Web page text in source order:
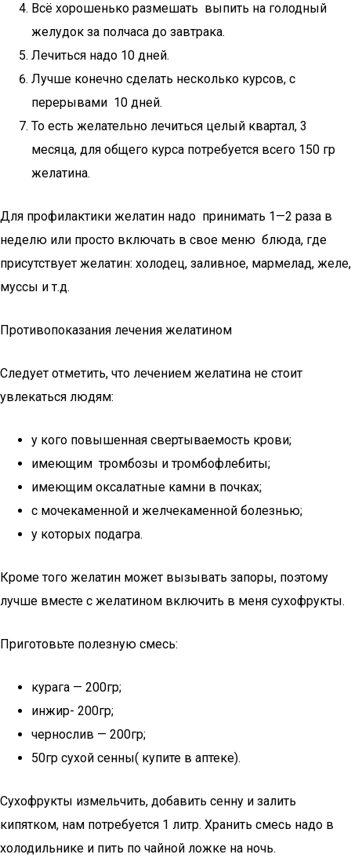
Всё хорошенько размешать выпить на голодный
желудок за полчаса до завтрака.
Лечиться надо 10 дней.
Лучше конечно сделать несколько курсов, с
перерывами 10 дней.
То есть желательно лечиться целый квартал, 3
месяца, для общего курса потребуется всего 150 гр
желатина.
Для профилактики желатин надо принимать 1—2 раза в
неделю или просто включать в свое меню блюда, где
присутствует желатин: холодец, заливное, мармелад, желе,
муссы и т.д.
Противопоказания лечения желатином
Следует отметить, что лечением желатина не стоит
увлекаться людям:
у кого повышенная свертываемость крови;
имеющим тромбозы и тромбофлебиты;
имеющим оксалатные камни в почках;
с мочекаменной и желчекаменной болезнью;
у которых подагра.
Кроме того желатин может вызывать запоры, поэтому
лучше вместе с желатином включить в меня сухофрукты.
Приготовьте полезную смесь:
курага — 200гр;
инжир- 200гр;
чернослив — 200гр;
50гр сухой сенны( купите в аптеке).
Сухофрукты измельчить, добавить сенну и залить
кипятком, нам потребуется 1 литр. Хранить смесь надо в
холодильнике и пить по чайной ложке на ночь.